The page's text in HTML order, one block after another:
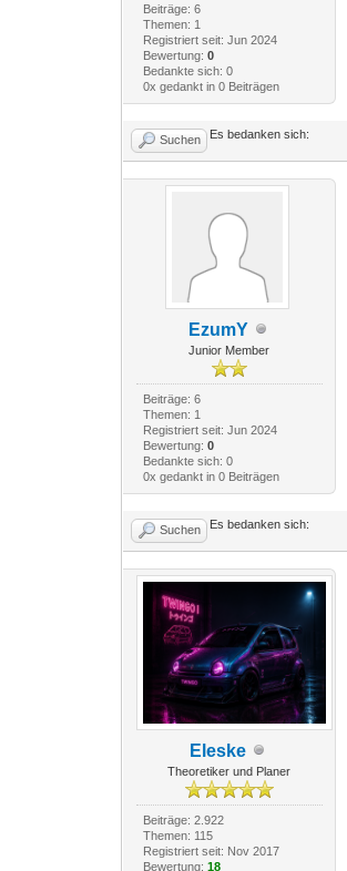
Beiträge: 6
Themen: 1
Registriert seit: Jun 2024
Bewertung: 0
Bedankte sich: 0
0x gedankt in 0 Beiträgen
Suchen Es bedanken sich:
EzumY
Junior Member
Beiträge: 6
Themen: 1
Registriert seit: Jun 2024
Bewertung: 0
Bedankte sich: 0
0x gedankt in 0 Beiträgen
Suchen Es bedanken sich:
Eleske
Theoretiker und Planer
Beiträge: 2.922
Themen: 115
Registriert seit: Nov 2017
Bewertung: 18